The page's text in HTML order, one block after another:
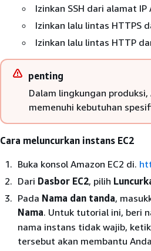
Izinkan SSH dari alamat IP
Izinkan lalu lintas HTTPS
Izinkan lalu lintas HTTP
penting
Dalam lingkungan
memenuhi kebutuhan
Cara meluncurkan instans EC2
Buka konsol Amazon EC2 di.
Dari Dasbor EC2, pilih
Pada Nama dan tanda,
Nama. Untuk tutorial ini, beri
nama instans tidak wajib,
tersebut akan membantu